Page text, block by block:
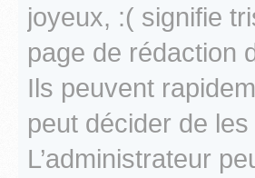
joyeux, :( signifie
page de rédaction
Ils peuvent
peut décider de
L’administrateur